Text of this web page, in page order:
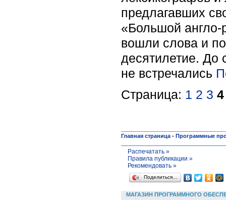
предлагавших
«Большой англо-
вошли слова и
десятилетие. До
не встречались
Страница: 1 2 3 4
Главная страница - Программные
Распечатать »
Правила публикации »
Рекомендовать »
Поделиться…
МАГАЗИН ПРОГРАММНОГО